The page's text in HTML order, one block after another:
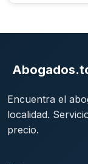
Encuentra el
localidad.
precio.